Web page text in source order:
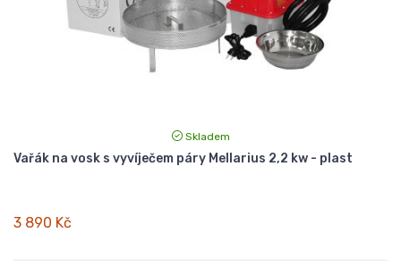
Skladem
Vařák na vosk s vyvíječem páry Mellarius 2,2 kw - plast
3 890 Kč